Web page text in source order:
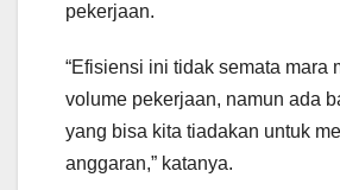
pekerjaan.
“Efisiensi ini tidak semata mara
volume pekerjaan, namun ada
yang bisa kita tiadakan untuk
anggaran,” katanya.